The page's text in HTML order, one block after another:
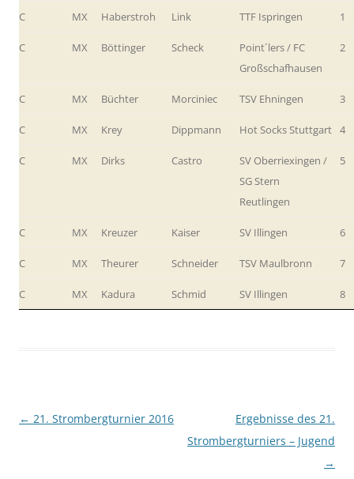
C MX Haberstroh Link TTF Ispringen 1
C MX Böttinger Scheck
Point´lers / FC
Großschafhausen
2
C MX Büchter Morciniec TSV Ehningen 3
C MX Krey Dippmann Hot Socks Stuttgart 4
C MX Dirks Castro
SV Oberriexingen /
SG Stern
Reutlingen
5
C MX Kreuzer Kaiser SV Illingen 6
C MX Theurer Schneider TSV Maulbronn 7
C MX Kadura Schmid SV Illingen 8
Beitragsnavigation
← 21. Strombergturnier 2016
Ergebnisse des 21.
Strombergturniers – Jugend
→